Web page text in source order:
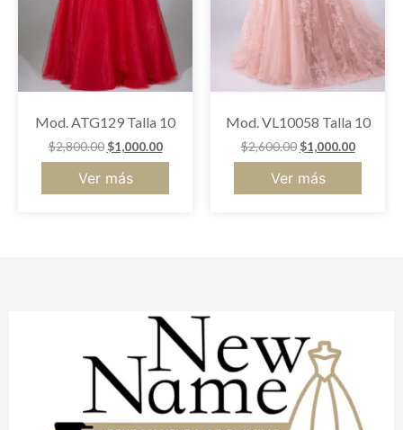
Mod. ATG129 Talla 10
$2,800.00 $1,000.00
Ver más
Mod. VL10058 Talla 10
$2,600.00 $1,000.00
Ver más